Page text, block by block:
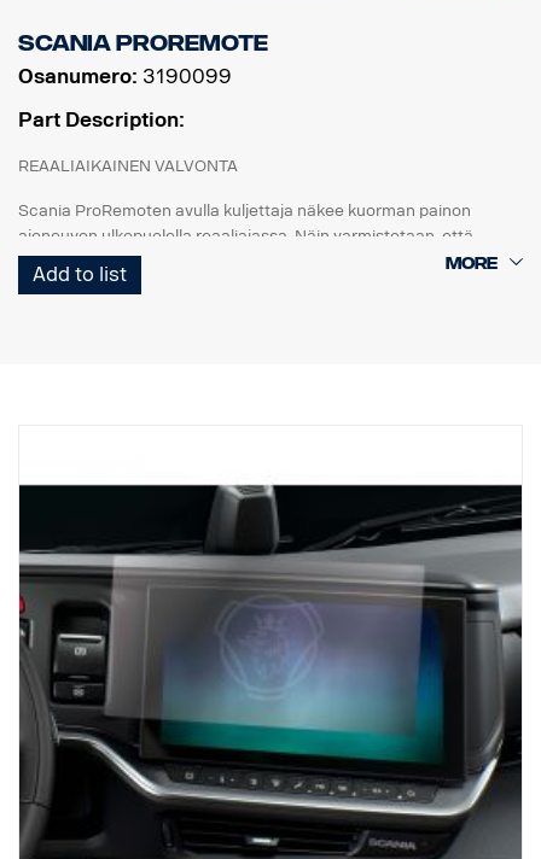
Scania ProRemote
Osanumero: 3190099
Part Description:
REAALIAIKAINEN VALVONTA
Scania ProRemoten avulla kuljettaja näkee kuorman painon
ajoneuvon ulkopuolella reaaliajassa. Näin varmistetaan, että
jokainen kuorma on täydellisesti tasapainossa ja painorajoitusten
ja alan määräysten mukainen.
kanssa, kuorma-autoille, joissa on SESAMM7-sähköjärjestelmä,
Tarkista paikalliset hyväksyntäsäännöt GSR Cybersecurityn
olennaisuudesta, koska tuote ei sisälly Scanian kokonaisten
ajoneuvojen VWTA:han.
AUTOMAATTINEN AKSELIN TUNNISTUS:
Vastaanotinyksikkö tunnistaa automaattisesti mahdollisen
perävaunun akselien lukumäärän ja varmistaa, että saat tiedot,
joita tarvitaan turvalliseen ja tehokkaaseen lastaukseen.
MUKAVUUS:
Scania ProRemoten magneettijalustaisen laturin ja USB-C-
liitännän ansiosta yksikkö on aina käyttövalmis, mikä vähentää
seisokkiaikaa ja pitää kuorma-auton liikenteessä.
Add to list